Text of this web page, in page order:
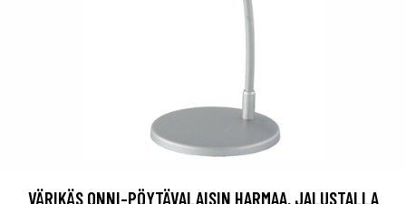
VÄRIKÄS ONNI-PÖYTÄVALAISIN HARMAA, JALUSTALLA